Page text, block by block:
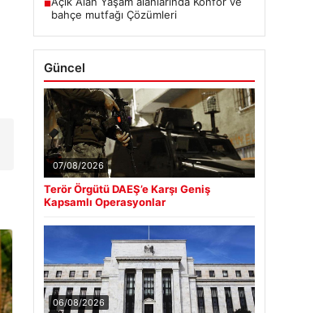
■
bahçe mutfağı Çözümleri
Güncel
07/08/2026
Terör Örgütü DAEŞ’e Karşı Geniş
Kapsamlı Operasyonlar
06/08/2026